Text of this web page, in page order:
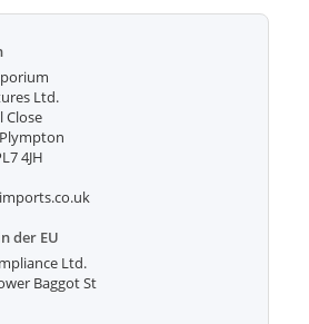
Ltd.
Close
4JH
der EU
Ltd.
Baggot St